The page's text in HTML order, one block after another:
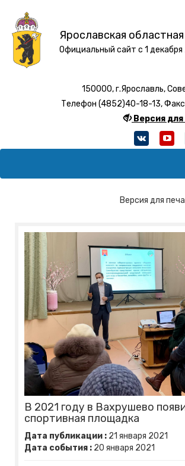
Ярославская
Официальный сайт с 1
150000, г.Ярославль,
Телефон (4852)40-18-13,
Версия
Версия для
В 2021 году в Вахрушево
спортивная площадка
Дата публикации : 21 января 2021
Дата события : 20 января 2021